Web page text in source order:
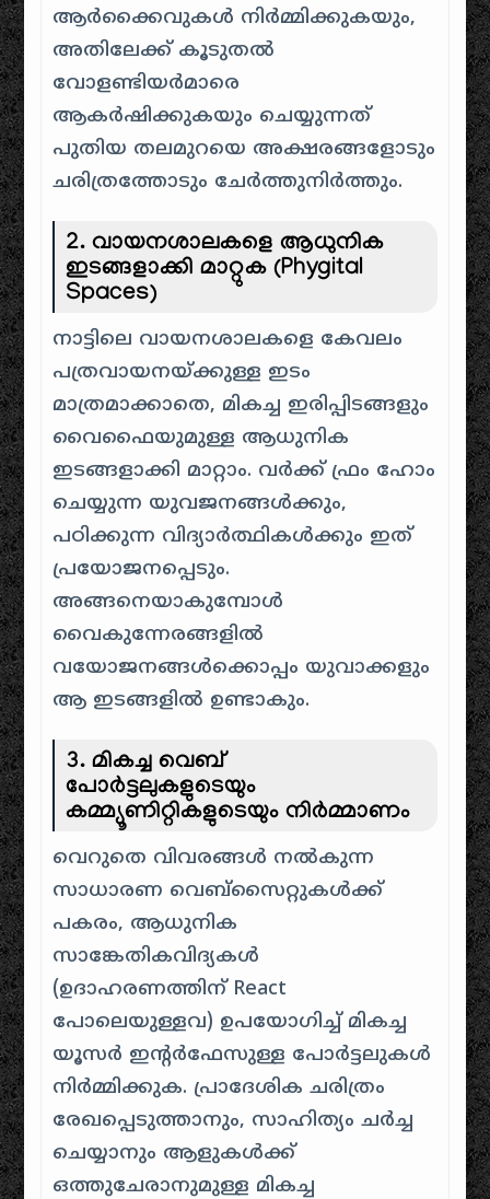
ആർക്കൈവുകൾ നിർമ്മിക്കുകയും,
അതിലേക്ക് കൂടുതൽ
വോളണ്ടിയർമാരെ
ആകർഷിക്കുകയും ചെയ്യുന്നത്
പുതിയ തലമുറയെ അക്ഷരങ്ങളോടും
ചരിത്രത്തോടും ചേർത്തുനിർത്തും.
2. വായനശാലകളെ ആധുനിക
ഇടങ്ങളാക്കി മാറ്റുക (Phygital
Spaces)
നാട്ടിലെ വായനശാലകളെ കേവലം
പത്രവായനയ്ക്കുള്ള ഇടം
മാത്രമാക്കാതെ, മികച്ച ഇരിപ്പിടങ്ങളും
വൈഫൈയുമുള്ള ആധുനിക
ഇടങ്ങളാക്കി മാറ്റാം. വർക്ക് ഫ്രം ഹോം
ചെയ്യുന്ന യുവജനങ്ങൾക്കും,
പഠിക്കുന്ന വിദ്യാർത്ഥികൾക്കും ഇത്
പ്രയോജനപ്പെടും.
അങ്ങനെയാകുമ്പോൾ
വൈകുന്നേരങ്ങളിൽ
വയോജനങ്ങൾക്കൊപ്പം യുവാക്കളും
ആ ഇടങ്ങളിൽ ഉണ്ടാകും.
3. മികച്ച വെബ്
പോർട്ടലുകളുടെയും
കമ്മ്യൂണിറ്റികളുടെയും നിർമ്മാണം
വെറുതെ വിവരങ്ങൾ നൽകുന്ന
സാധാരണ വെബ്സൈറ്റുകൾക്ക്
പകരം, ആധുനിക
സാങ്കേതികവിദ്യകൾ
(ഉദാഹരണത്തിന് React
പോലെയുള്ളവ) ഉപയോഗിച്ച് മികച്ച
യൂസർ ഇന്റർഫേസുള്ള പോർട്ടലുകൾ
നിർമ്മിക്കുക. പ്രാദേശിക ചരിത്രം
രേഖപ്പെടുത്താനും, സാഹിത്യം ചർച്ച
ചെയ്യാനും ആളുകൾക്ക്
ഒത്തുചേരാനുമുള്ള മികച്ച